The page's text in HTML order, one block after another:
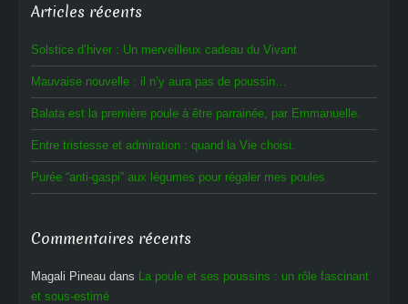
Articles récents
Solstice d’hiver : Un merveilleux cadeau du Vivant
Mauvaise nouvelle : il n’y aura pas de poussin…
Balata est la première poule à être parrainée, par Emmanuelle.
Entre tristesse et admiration : quand la Vie choisi.
Purée “anti-gaspi” aux légumes pour régaler mes poules
Commentaires récents
Magali Pineau dans La poule et ses poussins : un rôle fascinant
et sous-estimé